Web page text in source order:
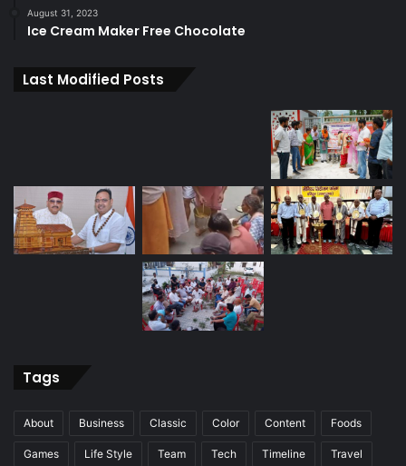
August 31, 2023
Ice Cream Maker Free Chocolate
Last Modified Posts
Tags
About Business Classic Color Content Foods
Games Life Style Team Tech Timeline Travel